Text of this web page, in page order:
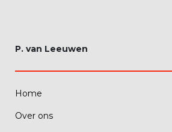
P. van Leeuwen
Home
Over ons